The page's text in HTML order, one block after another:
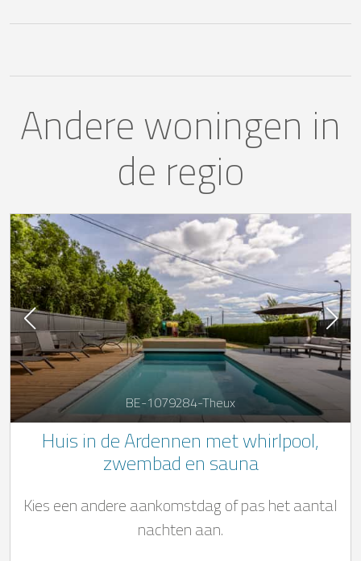
Andere woningen in
de regio
BE-1079284-Theux
Huis in de Ardennen met whirlpool,
zwembad en sauna
Kies een andere aankomstdag of pas het aantal
nachten aan.